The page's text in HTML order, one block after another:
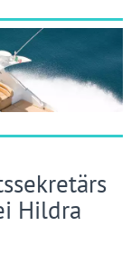
Hildra